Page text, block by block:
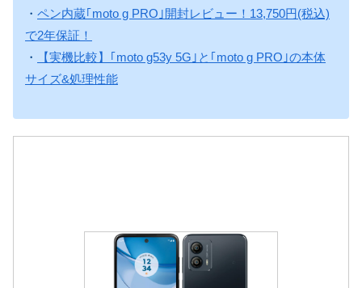
・ ペン内蔵｢moto g PRO｣開封レビュー！13,750円(税込)
で2年保証！
・
【実機比較】｢moto g53y 5G｣と｢moto g PRO｣の本体
サイズ&処理性能